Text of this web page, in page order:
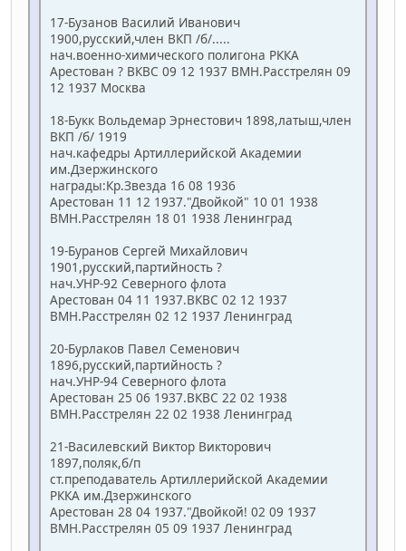
17-Бузанов Василий Иванович
1900,русский,член ВКП /б/.....
нач.военно-химического полигона РККА
Арестован ? ВКВС 09 12 1937 ВМН.Расстрелян 09
12 1937 Москва
18-Букк Вольдемар Эрнестович 1898,латыш,член
ВКП /б/ 1919
нач.кафедры Артиллерийской Академии
им.Дзержинского
награды:Кр.Звезда 16 08 1936
Арестован 11 12 1937."Двойкой" 10 01 1938
ВМН.Расстрелян 18 01 1938 Ленинград
19-Буранов Сергей Михайлович
1901,русский,партийность ?
нач.УНР-92 Северного флота
Арестован 04 11 1937.ВКВС 02 12 1937
ВМН.Расстрелян 02 12 1937 Ленинград
20-Бурлаков Павел Семенович
1896,русский,партийность ?
нач.УНР-94 Северного флота
Арестован 25 06 1937.ВКВС 22 02 1938
ВМН.Расстрелян 22 02 1938 Ленинград
21-Василевский Виктор Викторович
1897,поляк,б/п
ст.преподаватель Артиллерийской Академии
РККА им.Дзержинского
Арестован 28 04 1937."Двойкой! 02 09 1937
ВМН.Расстрелян 05 09 1937 Ленинград